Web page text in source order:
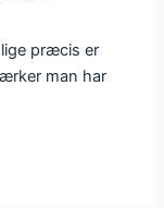
præcis er
man har